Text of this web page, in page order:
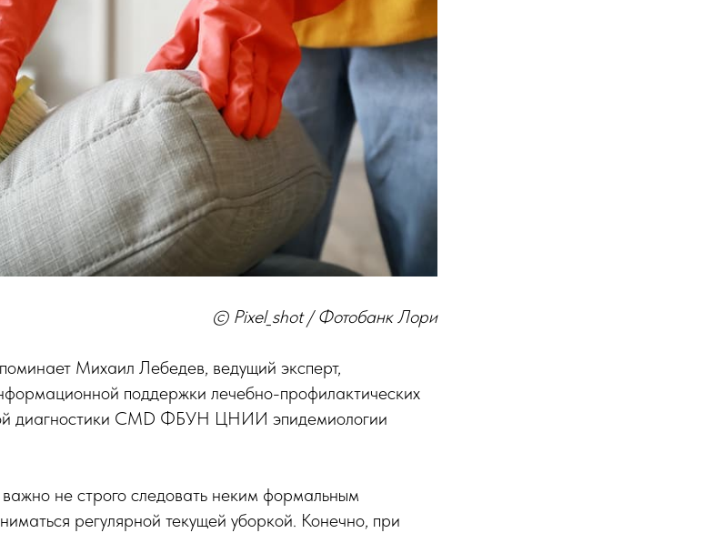
© Pixel_shot / Фотобанк Лори
Михаил Лебедев, ведущий эксперт,
поддержки лечебно-профилактических
диагностики CMD ФБУН ЦНИИ эпидемиологии
не строго следовать неким формальным
регулярной текущей уборкой. Конечно, при